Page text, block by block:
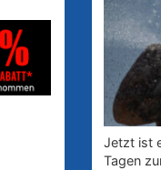
Jetzt ist
Tagen